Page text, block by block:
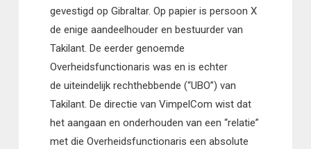
gevestigd op Gibraltar. Op papier is persoon X
de enige aandeelhouder en bestuurder van
Takilant. De eerder genoemde
Overheidsfunctionaris was en is echter
de uiteindelijk rechthebbende (“UBO”) van
Takilant. De directie van VimpelCom wist dat
het aangaan en onderhouden van een “relatie”
met die Overheidsfunctionaris een absolute